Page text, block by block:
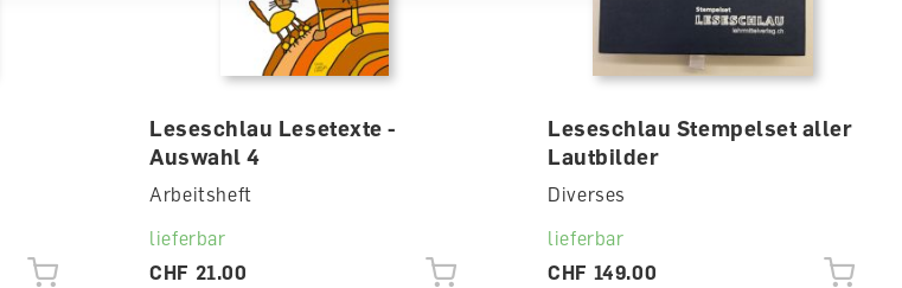
Leseschlau Lesetexte -
Auswahl 4
Arbeitsheft
lieferbar
CHF 21.00
Leseschlau Stempelset aller
Lautbilder
Diverses
lieferbar
CHF 149.00